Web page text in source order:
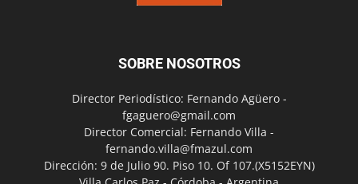
SOBRE NOSOTROS
Director Periodístico: Fernando Agüero -
fgaguero@gmail.com
Director Comercial: Fernando Villa -
fernando.villa@fmazul.com
Dirección: 9 de Julio 90. Piso 10. Of 107.(X5152EYN)